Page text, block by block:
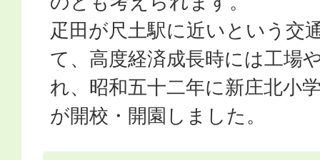
疋田が尺土駅に近いという交
て、高度経済成長時には工場
れ、昭和五十二年に新庄北小
が開校・開園しました。